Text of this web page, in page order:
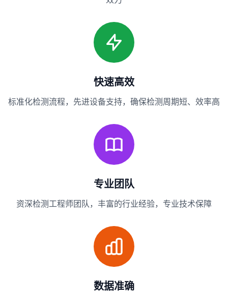
快速高效
标准化检测流程，先进设备支持，确保检测周期短、效率高
专业团队
资深检测工程师团队，丰富的行业经验，专业技术保障
数据准确